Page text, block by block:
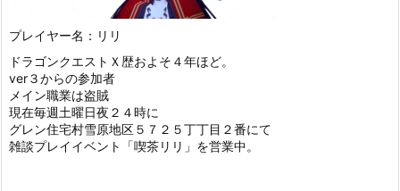
プレイヤー名：リリ
ドラゴンクエストＸ歴およそ４年ほど。
ver３からの参加者
メイン職業は盗賊
現在毎週土曜日夜２４時に
グレン住宅村雪原地区５７２５丁丁目２番にて
雑談プレイイベント「喫茶リリ」を営業中。